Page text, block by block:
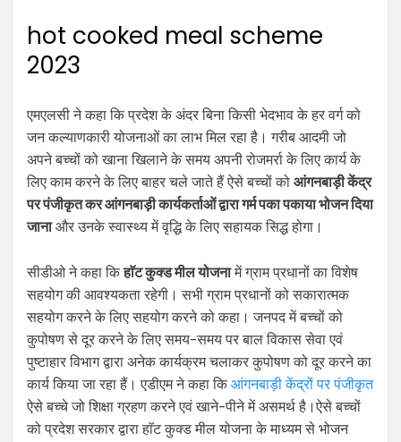
hot cooked meal scheme
2023
एमएलसी ने कहा कि प्रदेश के अंदर बिना किसी भेदभाव के हर वर्ग को
जन कल्याणकारी योजनाओं का लाभ मिल रहा है। गरीब आदमी जो
अपने बच्चों को खाना खिलाने के समय अपनी रोजमर्रा के लिए कार्य के
लिए काम करने के लिए बाहर चले जाते हैं ऐसे बच्चों को आंगनबाड़ी केंद्र
पर पंजीकृत कर आंगनबाड़ी कार्यकर्ताओं द्वारा गर्म पका पकाया भोजन दिया
जानाऔर उनके स्वास्थ्य में वृद्धि के लिए सहायक सिद्ध होगा।
सीडीओ ने कहा किहाॅट कुक्ड मील योजनामें ग्राम प्रधानों का विशेष
सहयोग की आवश्यकता रहेगी। सभी ग्राम प्रधानों को सकारात्मक
सहयोग करने के लिए सहयोग करने को कहा। जनपद में बच्चों को
कुपोषण से दूर करने के लिए समय-समय पर बाल विकास सेवा एवं
पुष्टाहार विभाग द्वारा अनेक कार्यक्रम चलाकर कुपोषण को दूर करने का
कार्य किया जा रहा हैं। एडीएम ने कहा कि आंगनबाड़ी केंद्रों पर पंजीकृत
ऐसे बच्चे जो शिक्षा ग्रहण करने एवं खाने-पीने में असमर्थ है।ऐसे बच्चों
को प्रदेश सरकार द्वारा हाॅट कुक्ड मील योजना के माध्यम से भोजन